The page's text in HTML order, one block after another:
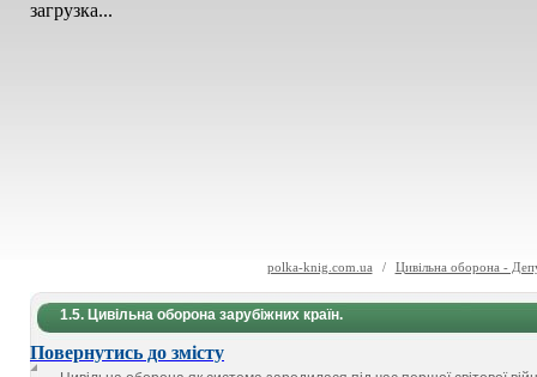
загрузка...
polka-knig.com.ua / Цивільна оборона -
1.5. Цивільна оборона зарубіжних країн.
Повернутись до змісту